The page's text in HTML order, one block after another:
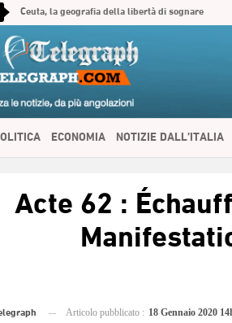
Ceuta, la geografia della libertà di sognare
ECONOMIA NOTIZIE DALL’ITALIA
Acte 62 :
Articolo pubblicato : 18 Gennaio 2020